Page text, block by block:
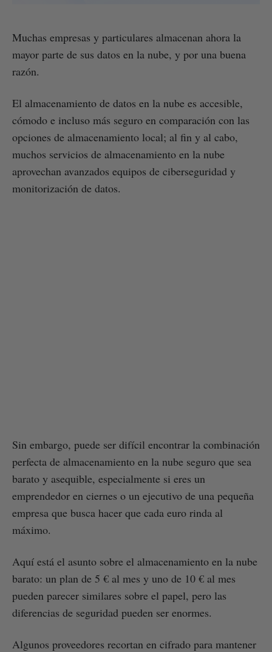
Muchas empresas y particulares almacenan ahora la
mayor parte de sus datos en la nube, y por una buena
razón.
El almacenamiento de datos en la nube es accesible,
cómodo e incluso más seguro en comparación con las
opciones de almacenamiento local; al fin y al cabo,
muchos servicios de almacenamiento en la nube
aprovechan avanzados equipos de ciberseguridad y
monitorización de datos.
Sin embargo, puede ser difícil encontrar la combinación
perfecta de almacenamiento en la nube seguro que sea
barato y asequible, especialmente si eres un
emprendedor en ciernes o un ejecutivo de una pequeña
empresa que busca hacer que cada euro rinda al
máximo.
Aquí está el asunto sobre el almacenamiento en la nube
barato: un plan de 5 € al mes y uno de 10 € al mes
pueden parecer similares sobre el papel, pero las
diferencias de seguridad pueden ser enormes.
Algunos proveedores recortan en cifrado para mantener